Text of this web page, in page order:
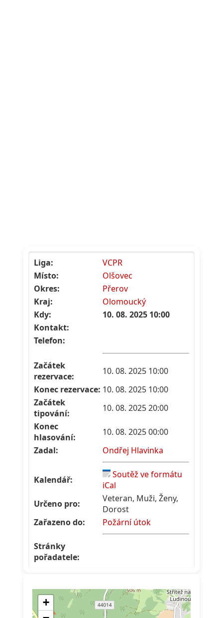
Liga:
VCPR
Místo:
Olšovec
Okres:
Přerov
Kraj:
Olomoucký
Kdy:
10. 08. 2025 10:00
Kontakt:
Telefon:
Začátek
rezervace:
10. 08. 2025 10:00
Konec rezervace: 10. 08. 2025 10:00
Začátek
tipování:
10. 08. 2025 20:00
Konec
hlasování:
10. 08. 2025 00:00
Zadal:
Ondřej Hlavinka
Kalendář:
Soutěž ve formátu
iCal
Určeno pro:
Veteran, Muži, Ženy,
Dorost
Zařazeno do:
Požární útok
Stránky
pořadatele: